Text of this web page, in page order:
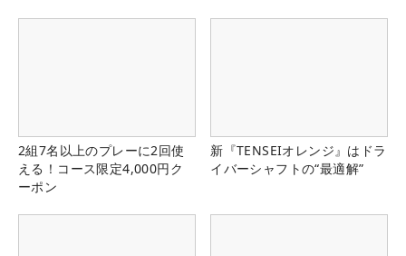
2組7名以上のプレーに2回使
える！コース限定4,000円ク
ーポン
新『TENSEIオレンジ』はドラ
イバーシャフトの“最適解”